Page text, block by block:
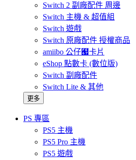
Switch 2 副廠配件 周邊
Switch 主機 & 超值組
Switch 遊戲
Switch 原廠配件 授權商品
amiibo 公仔﹧卡片
eShop 點數卡 (數位版)
Switch 副廠配件
Switch Lite & 其他
更多
PS 專區
PS5 主機
PS5 Pro 主機
PS5 遊戲